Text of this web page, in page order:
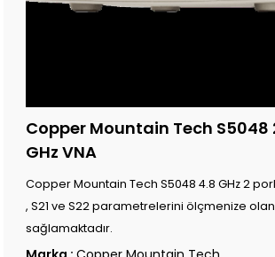
Copper Mountain Tech S5048
GHz VNA
Copper Mountain Tech S5048 4.8 GHz 2 porlu
, S21 ve S22 parametrelerini ölçmenize
sağlamaktadır.